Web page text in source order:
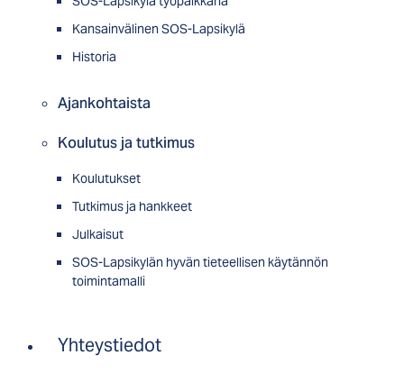
Kansainvälinen SOS-Lapsikylä
Historia
Ajankohtaista
Koulutus ja tutkimus
Koulutukset
Tutkimus ja hankkeet
Julkaisut
SOS-Lapsikylän hyvän tieteellisen käytännön
toimintamalli
Yhteystiedot